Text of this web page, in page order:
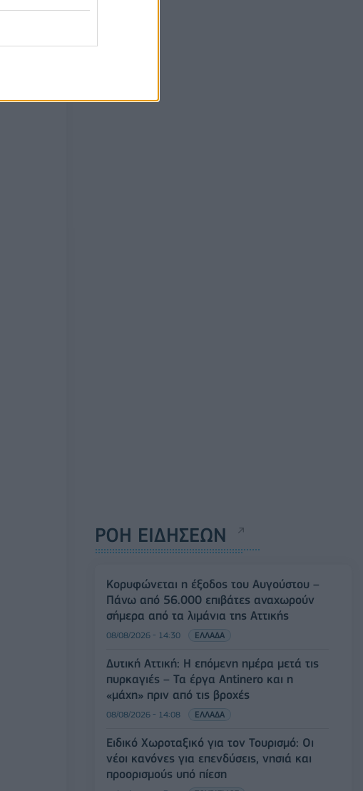
ΡΟΗ ΕΙΔΗΣΕΩΝ
Κορυφώνεται η έξοδος του Αυγούστου –
Πάνω από 56.000 επιβάτες αναχωρούν
σήμερα από τα λιμάνια της Αττικής
08/08/2026 - 14:30 ΕΛΛΑΔΑ
Δυτική Αττική: Η επόμενη ημέρα μετά τις
πυρκαγιές – Τα έργα Antinero και η
«μάχη» πριν από τις βροχές
08/08/2026 - 14:08 ΕΛΛΑΔΑ
Ειδικό Χωροταξικό για τον Τουρισμό: Οι
νέοι κανόνες για επενδύσεις, νησιά και
προορισμούς υπό πίεση